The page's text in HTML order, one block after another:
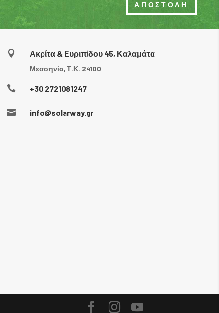
ΑΠΟΣΤΟΛΗ
 Ακρίτα & Ευριπίδου 45, Καλαμάτα
Μεσσηνία, Τ.Κ. 24100
 +30 2721081247
 info@solarway.gr